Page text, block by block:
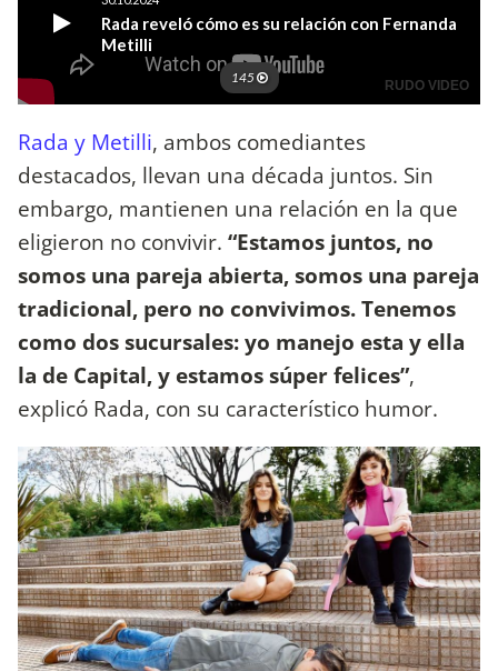
Rada y Metilli, ambos comediantes
destacados, llevan una década juntos. Sin
embargo, mantienen una relación en la que
eligieron no convivir. “Estamos juntos, no
somos una pareja abierta, somos una pareja
tradicional, pero no convivimos. Tenemos
como dos sucursales: yo manejo esta y ella
la de Capital, y estamos súper felices”,
explicó Rada, con su característico humor.